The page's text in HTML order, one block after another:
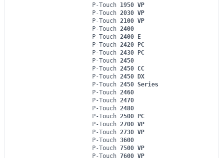
P-Touch 1950 VP
P-Touch 2030 VP
P-Touch 2100 VP
P-Touch 2400
P-Touch 2400 E
P-Touch 2420 PC
P-Touch 2430 PC
P-Touch 2450
P-Touch 2450 CC
P-Touch 2450 DX
P-Touch 2450 Series
P-Touch 2460
P-Touch 2470
P-Touch 2480
P-Touch 2500 PC
P-Touch 2700 VP
P-Touch 2730 VP
P-Touch 3600
P-Touch 7500 VP
P-Touch 7600 VP